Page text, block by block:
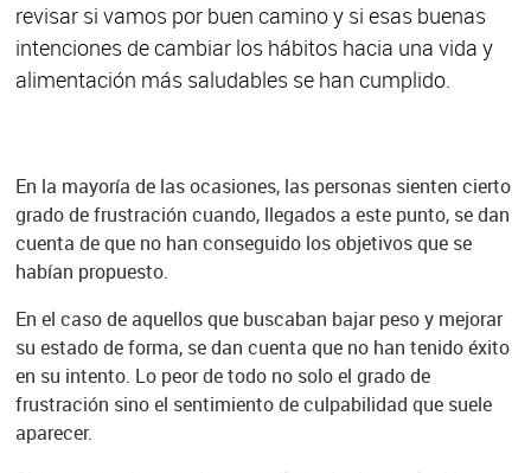
revisar si vamos por buen camino y si esas buenas
intenciones de cambiar los hábitos hacia una vida y
alimentación más saludables se han cumplido.
En la mayoría de las ocasiones, las personas sienten cierto
grado de frustración cuando, llegados a este punto, se dan
cuenta de que no han conseguido los objetivos que se
habían propuesto.
En el caso de aquellos que buscaban bajar peso y mejorar
su estado de forma, se dan cuenta que no han tenido éxito
en su intento. Lo peor de todo no solo el grado de
frustración sino el sentimiento de culpabilidad que suele
aparecer.